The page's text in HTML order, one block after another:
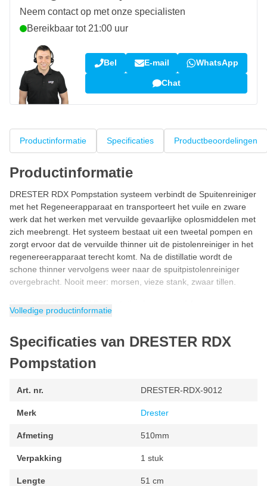
Neem contact op met onze specialisten
Bereikbaar tot 21:00 uur
Bel E-mail WhatsApp
Chat
Productinformatie Specificaties Productbeoordelingen
Productinformatie
DRESTER RDX Pompstation systeem verbindt de Spuitenreiniger
met het Regeneerapparaat en transporteert het vuile en zware
werk dat het werken met vervuilde gevaarlijke oplosmiddelen met
zich meebrengt. Het systeem bestaat uit een tweetal pompen en
zorgt ervoor dat de vervuilde thinner uit de pistolenreiniger in het
regenereerapparaat terecht komt. Na de distillatie wordt de
schone thinner vervolgens weer naar de spuitpistolenreiniger
overgebracht. Nooit meer: morsen, vieze stank, zwaar tillen.
voor het overbrengen van oplosmiddelen!
Werkt met 2 slijtvaste membraanpompen (3 jaar waarborg)
Werkt volledig op perslucht
Luchtverbruik: 250 ltr./min.
Volume nieuwe thinner: 12 liter
Volledige productinformatie
Specificaties van DRESTER RDX
Pompstation
Art. nr. DRESTER-RDX-9012
Merk Drester
Afmeting 510mm
Verpakking 1 stuk
Lengte 51 cm